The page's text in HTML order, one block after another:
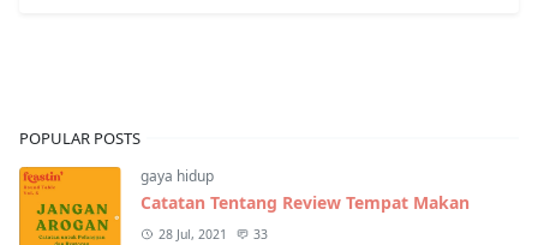
POPULAR POSTS
gaya hidup
Catatan Tentang Review Tempat Makan
28 Jul, 2021 33